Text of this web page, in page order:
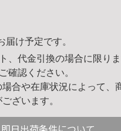
け予定です。
、代金引換の場合に限り
確認ください。
合や在庫状況によって、
ざいます。